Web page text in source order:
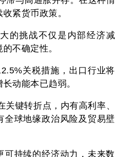
紧货币政策。
的挑战不仅是内部经济减
不确定性。
关税措施，出口行业将
动能本已趋弱。
键转折点，内有高利率、
全球地缘政治风险及贸易壁
可持续的经济动力，未来数